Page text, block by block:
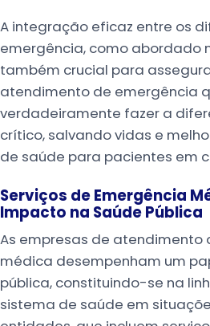
A integração eficaz entre os
emergência, como abordado
também crucial para
atendimento de emergência
verdadeiramente fazer a
crítico, salvando vidas e
de saúde para pacientes em
Serviços de Emergência
Impacto na Saúde Pública
As empresas de atendimento
médica desempenham um
pública, constituindo-se na
sistema de saúde em